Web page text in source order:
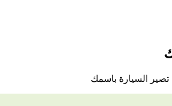
السيارة باسمك